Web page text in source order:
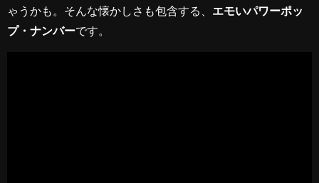
ゃうかも。そんな懐かしさも包含する、
エモいパワーポッ
プ・ナンバーです。